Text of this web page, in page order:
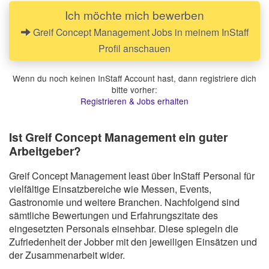
Freundliches Auftreten und Bereitschaft, das Team
flexibel zu unterstützen
Ich möchte mich bewerben
Greif Concept Management Jobs in meinem InStaff
Profil anschauen
Wenn du noch keinen InStaff Account hast, dann registriere dich
bitte vorher:
Registrieren & Jobs erhalten
Ist Greif Concept Management ein guter
Arbeitgeber?
Greif Concept Management least über InStaff Personal für
vielfältige Einsatzbereiche wie Messen, Events,
Gastronomie und weitere Branchen. Nachfolgend sind
sämtliche Bewertungen und Erfahrungszitate des
eingesetzten Personals einsehbar. Diese spiegeln die
Zufriedenheit der Jobber mit den jeweiligen Einsätzen und
der Zusammenarbeit wider.